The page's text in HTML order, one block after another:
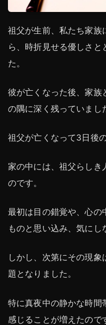
祖父が生前、私たち家族
ら、時折見せる優しさ
た。
彼が亡くなった後、家族
の隅に深く残っていまし
祖父が亡くなって3日後
家の中には、祖父らしき
のです。
最初は目の錯覚や、心の
ものと思い込み、気にし
しかし、次第にその現
題となりました。
特に真夜中の静かな時間
感じることが増えたので